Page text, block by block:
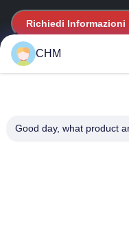
Richiedi Informazioni
Link Veloci
Chi siamo
CHM
Good day, what product